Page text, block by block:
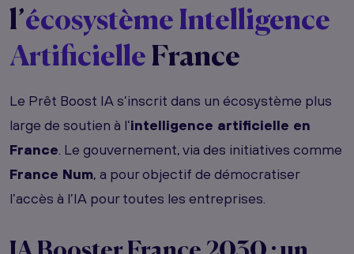
l’écosystème Intelligence
Artificielle France
Le Prêt Boost IA s’inscrit dans un écosystème plus
large de soutien à l’intelligence artificielle en
France. Le gouvernement, via des initiatives comme
France Num, a pour objectif de démocratiser
l’accès à l’IA pour toutes les entreprises.